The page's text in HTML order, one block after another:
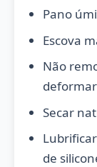
Pano
Escova
Não
deformar
Secar
de